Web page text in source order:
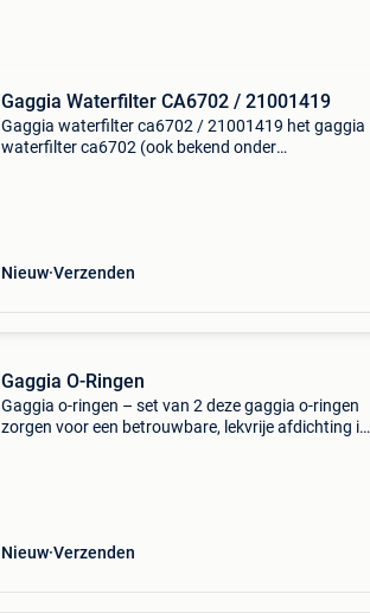
Gaggia Waterfilter CA6702 / 21001419
Gaggia waterfilter ca6702 / 21001419 het gaggia
waterfilter ca6702 (ook bekend onder
Nieuw Verzenden
Gaggia O-Ringen
Gaggia o-ringen – set van 2 deze gaggia o-ringen
zorgen voor een betrouwbare, lekvrije afdichting in
Nieuw Verzenden